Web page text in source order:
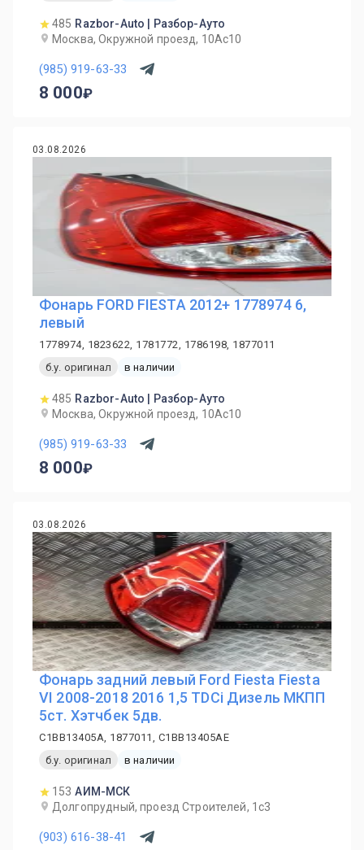
485 Razbor-Auto | Разбор-Ауто
Москва, Окружной проезд, 10Ас10
(985) 919-63-33
8 000
03.08.2026
Фонарь FORD FIESTA 2012+ 1778974 6,
левый
1778974, 1823622, 1781772, 1786198, 1877011
б.у. оригинал
в наличии
485 Razbor-Auto | Разбор-Ауто
Москва, Окружной проезд, 10Ас10
(985) 919-63-33
8 000
03.08.2026
Фонарь задний левый Ford Fiesta Fiesta
VI 2008-2018 2016 1,5 TDCi Дизель МКПП
5ст. Хэтчбек 5дв.
C1BB13405A, 1877011, C1BB13405AE
б.у. оригинал
в наличии
153 АИМ-МСК
Долгопрудный, проезд Строителей, 1с3
(903) 616-38-41